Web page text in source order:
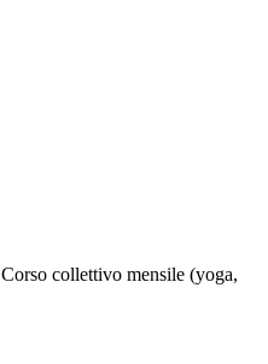
Corso collettivo mensile (yoga,